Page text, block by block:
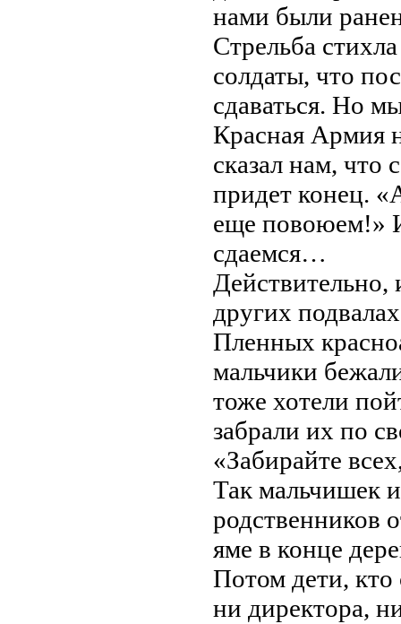
нами были
Стрельба
солдаты, что
сдаваться. Но
Красная Армия
сказал нам, что
придет конец.
еще повоюем!»
сдаемся…
Действительно,
других
Пленных
мальчики
тоже хотели
забрали их по
«Забирайте
Так мальчишек
родственников
яме в конце
Потом дети, кто
ни директора,